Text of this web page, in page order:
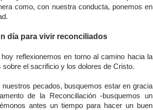
como, con nuestra conducta, ponemos en
día para vivir reconciliados
reflexionemos en torno al camino hacia la
el sacrificio y los dolores de Cristo.
pecados, busquemos estar en gracia
de la Reconciliación -busquemos un
antes un tiempo para hacer un buen